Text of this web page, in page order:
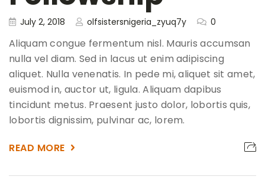
July 2, 2018 olfsistersnigeria_zyuq7y 0
Aliquam congue fermentum nisl. Mauris accumsan
nulla vel diam. Sed in lacus ut enim adipiscing
aliquet. Nulla venenatis. In pede mi, aliquet sit amet,
euismod in, auctor ut, ligula. Aliquam dapibus
tincidunt metus. Praesent justo dolor, lobortis quis,
lobortis dignissim, pulvinar ac, lorem.
READ MORE